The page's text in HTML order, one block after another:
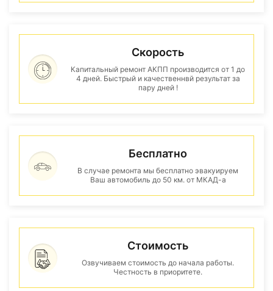
Скорость
Капитальный ремонт АКПП производится от 1 до
4 дней. Быстрый и качественнвй результат за
пару дней !
Бесплатно
В случае ремонта мы бесплатно эвакуируем
Ваш автомобиль до 50 км. от МКАД-а
Стоимость
Озвучиваем стоимость до начала работы.
Честность в приоритете.